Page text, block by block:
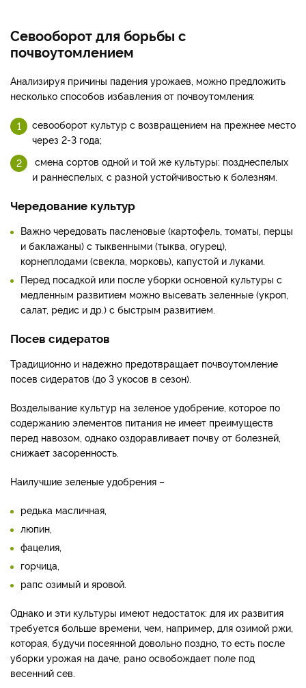
Севооборот для борьбы с
почвоутомлением
Анализируя причины падения урожаев, можно предложить
несколько способов избавления от почвоутомления:
севооборот культур с возвращением на прежнее место
через 2-3 года;
смена сортов одной и той же культуры: позднеспелых
и раннеспелых, с разной устойчивостью к болезням.
Чередование культур
Важно чередовать пасленовые (картофель, томаты, перцы
и баклажаны) с тыквенными (тыква, огурец),
корнеплодами (свекла, морковь), капустой и луками.
Перед посадкой или после уборки основной культуры с
медленным развитием можно высевать зеленные (укроп,
салат, редис и др.) с быстрым развитием.
Посев сидератов
Традиционно и надежно предотвращает почвоутомление
посев сидератов (до 3 укосов в сезон).
Возделывание культур на зеленое удобрение, которое по
содержанию элементов питания не имеет преимуществ
перед навозом, однако оздоравливает почву от болезней,
снижает засоренность.
Наилучшие зеленые удобрения –
редька масличная,
люпин,
фацелия,
горчица,
рапс озимый и яровой.
Однако и эти культуры имеют недостаток: для их развития
требуется больше времени, чем, например, для озимой ржи,
которая, будучи посеянной довольно поздно, то есть после
уборки урожая на даче, рано освобождает поле под
весенний сев.